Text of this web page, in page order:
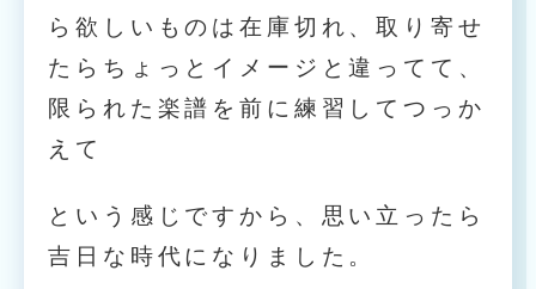
ら欲しいものは在庫切れ、取り寄せ
たらちょっとイメージと違ってて、
限られた楽譜を前に練習してつっか
えて
という感じですから、思い立ったら
吉日な時代になりました。